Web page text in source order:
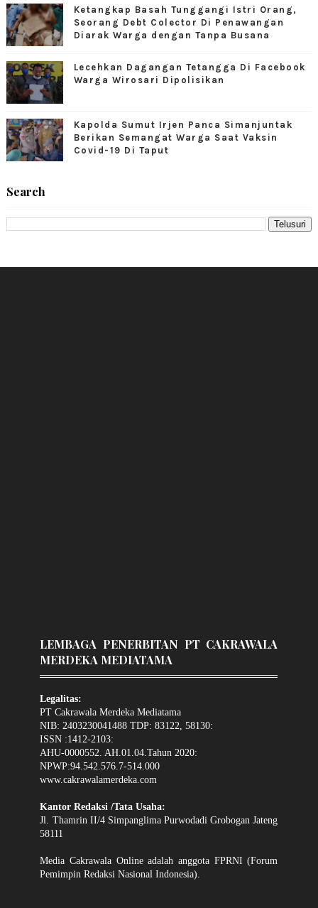
Ketangkap Basah Tunggangi Istri Orang,
Seorang Debt Colector Di Penawangan
Diarak Warga dengan Tanpa Busana
Lecehkan Dagangan Tetangga Di Facebook
Warga Wirosari Dipolisikan
Kapolda Sumut Irjen Panca Simanjuntak
Berikan Semangat Warga Saat Vaksin
Covid-19 Di Taput
Search
LEMBAGA PENERBITAN PT CAKRAWALA
MERDEKA MEDIATAMA
Legalitas:
PT Cakrawala Merdeka Mediatama
NIB: 2403230041488 TDP: 83122, 58130:
ISSN :1412-2103:
AHU-0000552. AH.01.04.Tahun 2020:
NPWP:94.542.576.7-514.000
www.cakrawalamerdeka.com
Kantor Redaksi /Tata Usaha:
Jl. Thamrin II/4 Simpanglima Purwodadi Grobogan Jateng
58111
Media Cakrawala Online adalah anggota FPRNI (Forum
Pemimpin Redaksi Nasional Indonesia).